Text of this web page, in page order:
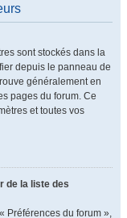
sont stockés dans la
depuis le panneau de
généralement en
pages du forum. Ce
et toutes vos
de la liste des
Préférences du forum »,